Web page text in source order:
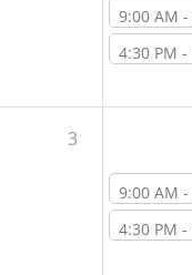
9:00 AM -
4:30 PM -
3
9:00 AM -
4:30 PM -